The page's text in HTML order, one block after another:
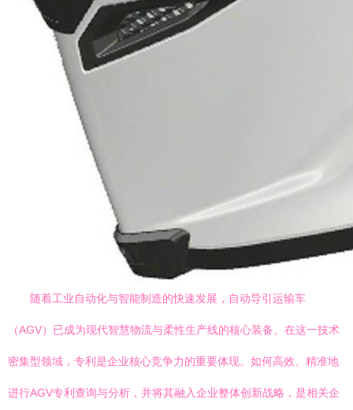
随着工业自动化与智能制造的快速发展，自动导引运输车
（AGV）已成为现代智慧物流与柔性生产线的核心装备。在这一技术
密集型领域，专利是企业核心竞争力的重要体现。如何高效、精准地
进行AGV专利查询与分析，并将其融入企业整体创新战略，是相关企